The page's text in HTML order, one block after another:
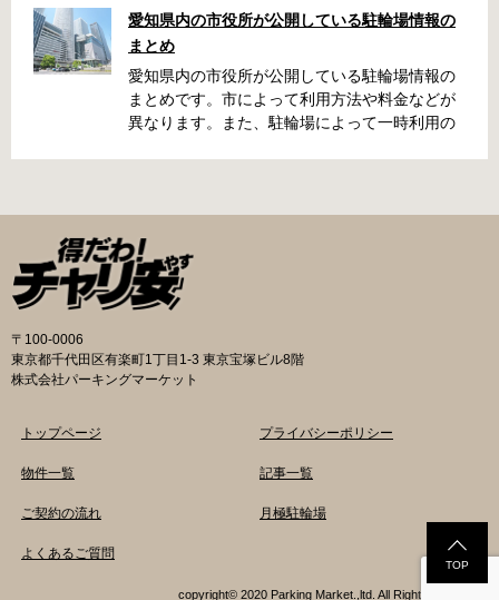
名古屋周辺で自転車が撤去された時に知ってお
くと便利な情報をまとめました。 一宮市で撤去
された場合 一宮市役所 一宮駅・自転車一時保管
所 住所 一宮市栄4丁目6-11 電話 0586-71-7100
最寄駅 JR東海道本線尾張一宮駅より 徒歩4分 返
千種区吹上1丁目(若宮大通内) 電話 052-731-
8544 最寄駅 市バス「千早」下車、花田公園北
名古屋高速高架下より 徒歩2分 返還の際に必要
な書類 返還料 3,500円 自転車の鍵 身分証明証
印鑑 名古屋市HPはこちら 豊田市で撤去された
市朝日ケ丘6丁目74 電話 0565-34-5200 最寄駅
愛知環状鉄道線新上挙母駅より 徒歩15分 返還
放置自転車等引取通知書（郵送されている場
合 豊橋第一次保管所 住所 豊橋市駅前大通1丁目
愛知県内の市役所が公開している駐輪場情報の
まとめ
愛知県内の市役所が公開している駐輪場情報の
まとめです。市によって利用方法や料金などが
異なります。また、駐輪場によって一時利用の
の自転車駐輪場 利用方法 利用登録申請書の提出
詳しくは直接管理事務所へお尋ねください。 利
用料金 登録手数料 不要です。 定期利用料金 一
般：2,500円／月 大学生等：1,700円／月 高校
生以下：1,500円／月 一部の方は全額免除とな
障害者手帳をお持ちの方…等） 詳しくは、市役
所にお問い合わせください。 一時利用料金 1日
はこちら 一宮市の自転車駐輪場 利用方法 利用
尋ねください。 利用登録申請書の提出 事前に利
してください。 利用料金 登録手数料 不要で
す。 定期利用料金 駐輪場によって異なります。
or1,500円／月 生活保護受給世帯に属する方の
〒100-0006
東京都千代田区有楽町1丁目1-3 東京宝塚ビル8階
株式会社パーキングマーケット
トップページ
物件一覧
ご契約の流れ
よくあるご質問
プライバシーポリシー
記事一覧
月極駐輪場
copyright© 2020 Parking Market.,ltd. All Rights Reserved.
TOP